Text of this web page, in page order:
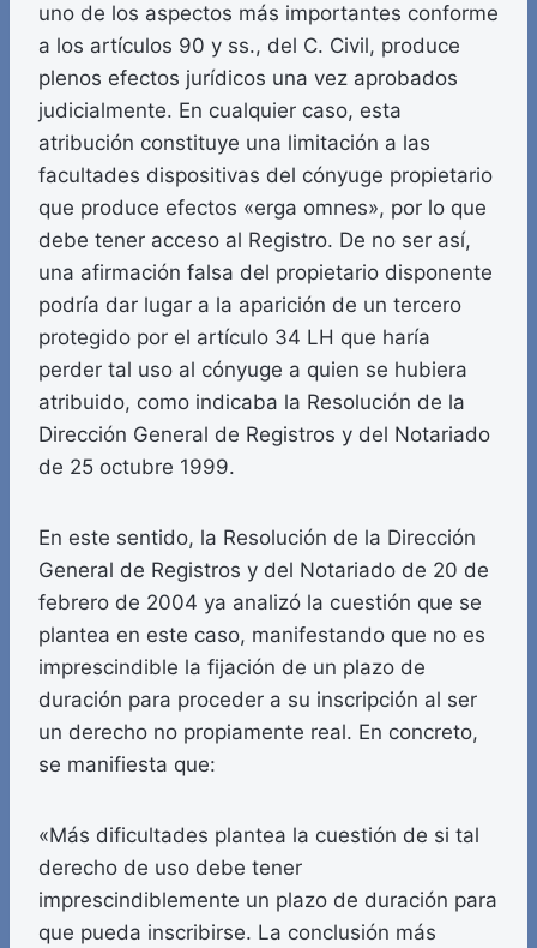
uno de los aspectos más importantes conforme
a los artículos 90 y ss., del C. Civil, produce
plenos efectos jurídicos una vez aprobados
judicialmente. En cualquier caso, esta
atribución constituye una limitación a las
facultades dispositivas del cónyuge propietario
que produce efectos «erga omnes», por lo que
debe tener acceso al Registro. De no ser así,
una afirmación falsa del propietario disponente
podría dar lugar a la aparición de un tercero
protegido por el artículo 34 LH que haría
perder tal uso al cónyuge a quien se hubiera
atribuido, como indicaba la Resolución de la
Dirección General de Registros y del Notariado
de 25 octubre 1999.
En este sentido, la Resolución de la Dirección
General de Registros y del Notariado de 20 de
febrero de 2004 ya analizó la cuestión que se
plantea en este caso, manifestando que no es
imprescindible la fijación de un plazo de
duración para proceder a su inscripción al ser
un derecho no propiamente real. En concreto,
se manifiesta que:
«Más dificultades plantea la cuestión de si tal
derecho de uso debe tener
imprescindiblemente un plazo de duración para
que pueda inscribirse. La conclusión más